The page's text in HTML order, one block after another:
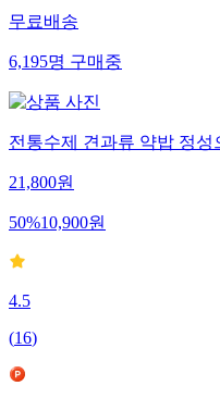
무료배송
6,195명구매중
전통수제 견과류 약밥 정
21,800원
50%10,900원
4.5
(16)